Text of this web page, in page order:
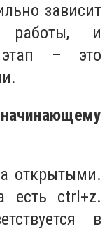
зависит
работы, и
этап – это
открытыми.
есть ctrl+z.
в